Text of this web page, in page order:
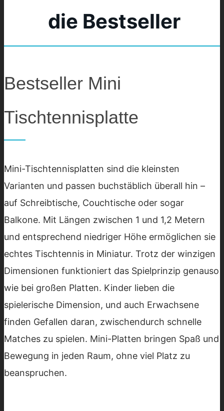
die Bestseller
Bestseller Mini
Tischtennisplatte
Mini-Tischtennisplatten sind die kleinsten
Varianten und passen buchstäblich überall hin –
auf Schreibtische, Couchtische oder sogar
Balkone. Mit Längen zwischen 1 und 1,2 Metern
und entsprechend niedriger Höhe ermöglichen sie
echtes Tischtennis in Miniatur. Trotz der winzigen
Dimensionen funktioniert das Spielprinzip genauso
wie bei großen Platten. Kinder lieben die
spielerische Dimension, und auch Erwachsene
finden Gefallen daran, zwischendurch schnelle
Matches zu spielen. Mini-Platten bringen Spaß und
Bewegung in jeden Raum, ohne viel Platz zu
beanspruchen.